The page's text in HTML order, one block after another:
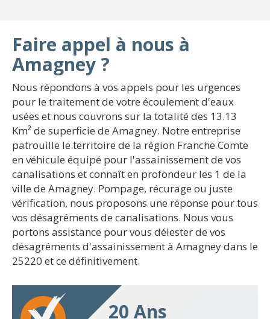
Faire appel à nous à
Amagney ?
Nous répondons à vos appels pour les urgences
pour le traitement de votre écoulement d'eaux
usées et nous couvrons sur la totalité des 13.13
Km² de superficie de Amagney. Notre entreprise
patrouille le territoire de la région Franche Comte
en véhicule équipé pour l'assainissement de vos
canalisations et connaît en profondeur les 1 de la
ville de Amagney. Pompage, récurage ou juste
vérification, nous proposons une réponse pour tous
vos désagréments de canalisations. Nous vous
portons assistance pour vous délester de vos
désagréments d'assainissement à Amagney dans le
25220 et ce définitivement.
20 Ans